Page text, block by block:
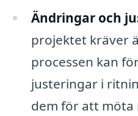
Ändringar och
projektet kräver
processen kan
justeringar i
dem för att möta